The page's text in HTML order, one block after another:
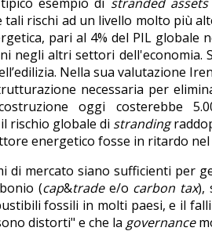
rischi ad un livello molto più
pari al 4% del PIL globale
negli altri settori dell'economia.
Nella sua valutazione
necessaria per
oggi costerebbe
rischio globale di stranding
energetico fosse in ritardo nel
di mercato siano sufficienti per
(cap&tradee/o carbon tax),
fossili in molti paesi, e il
distorti" e che la governance